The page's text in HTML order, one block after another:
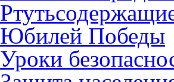
Юбилей Победы
Уроки